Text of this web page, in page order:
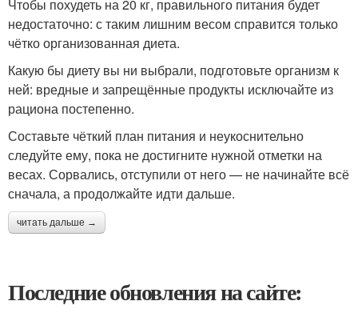
Чтобы похудеть на 20 кг, правильного питания будет
недостаточно: с таким лишним весом справится только
чётко организованная диета.
Какую бы диету вы ни выбрали, подготовьте организм к
ней: вредные и запрещённые продукты исключайте из
рациона постепенно.
Составьте чёткий план питания и неукоснительно
следуйте ему, пока не достигните нужной отметки на
весах. Сорвались, отступили от него — не начинайте всё
сначала, а продолжайте идти дальше.
читать дальше →
Последние обновления на сайте: